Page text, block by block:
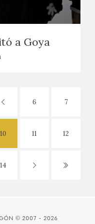
a Goya
6 7
10 11 12
14
© 2007 - 2026